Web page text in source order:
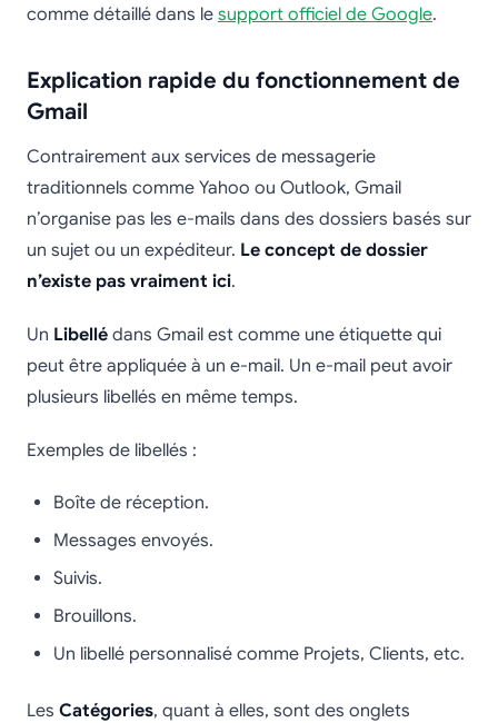
comme détaillé dans le support officiel de Google.
Explication rapide du fonctionnement de
Gmail
Contrairement aux services de messagerie
traditionnels comme Yahoo ou Outlook, Gmail
n’organise pas les e-mails dans des dossiers basés sur
un sujet ou un expéditeur. Le concept de dossier
n’existe pas vraiment ici.
Un Libellé dans Gmail est comme une étiquette qui
peut être appliquée à un e-mail. Un e-mail peut avoir
plusieurs libellés en même temps.
Exemples de libellés :
Boîte de réception.
Messages envoyés.
Suivis.
Brouillons.
Un libellé personnalisé comme Projets, Clients, etc.
Les Catégories, quant à elles, sont des onglets